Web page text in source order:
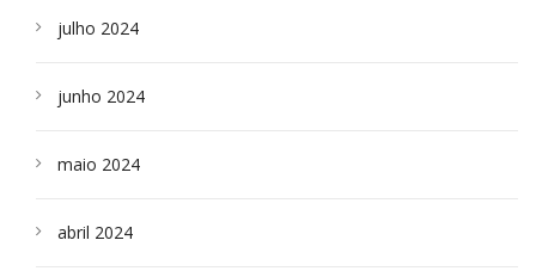
julho 2024
junho 2024
maio 2024
abril 2024